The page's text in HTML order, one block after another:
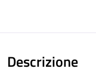
Descrizione